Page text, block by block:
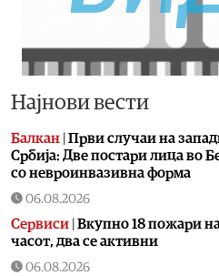
Најнови вести
Балкан Први случаи на
Србија: Две постари лица во
со невроинвазивна форма
06.08.2026
Сервиси Вкупно 18 пожари
часот, два се активни
06.08.2026